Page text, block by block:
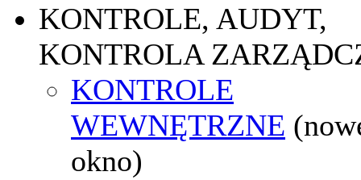
KONTROLE, AUDYT,
KONTROLA
KONTROLE
WEWNĘTRZNE
okno)